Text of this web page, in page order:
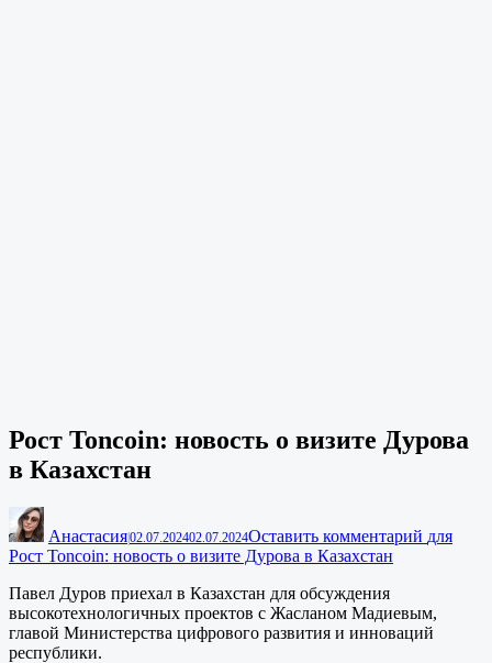
Рост Toncoin: новость о визите Дурова
в Казахстан
Анастасия02.07.202402.07.2024Оставить комментарий для
Рост Toncoin: новость о визите Дурова в Казахстан
Павел Дуров приехал в Казахстан для обсуждения
высокотехнологичных проектов с Жасланом Мадиевым,
главой Министерства цифрового развития и инноваций
республики.